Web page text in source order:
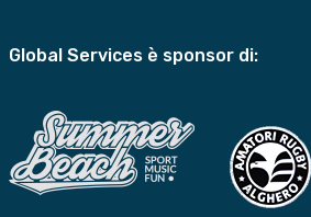
Global Services è sponsor di: